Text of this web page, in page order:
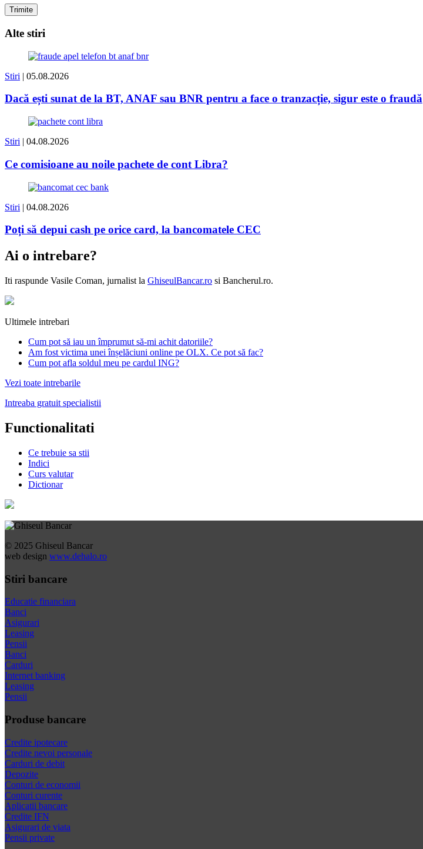
Alte stiri
Stiri | 05.08.2026
Dacă ești sunat de la BT, ANAF sau BNR pentru a face o tranzacție, sigur este o fraudă
Stiri | 04.08.2026
Ce comisioane au noile pachete de cont Libra?
Stiri | 04.08.2026
Poți să depui cash pe orice card, la bancomatele CEC
Ai o intrebare?
Iti raspunde Vasile Coman, jurnalist la GhiseulBancar.ro si Bancherul.ro.
Ultimele intrebari
Cum pot să iau un împrumut să-mi achit datoriile?
Am fost victima unei înșelăciuni online pe OLX. Ce pot să fac?
Cum pot afla soldul meu pe cardul ING?
Vezi toate intrebarile
Intreaba gratuit specialistii
Functionalitati
Ce trebuie sa stii
Indici
Curs valutar
Dictionar
© 2025 Ghiseul Bancar
web design www.dehalo.ro
Stiri bancare
Educatie financiara
Banci
Asigurari
Leasing
Pensii
Banci
Carduri
Internet banking
Leasing
Pensii
Produse bancare
Credite ipotecare
Credite nevoi personale
Carduri de debit
Depozite
Conturi de economii
Conturi curente
Aplicatii bancare
Credite IFN
Asigurari de viata
Pensii private